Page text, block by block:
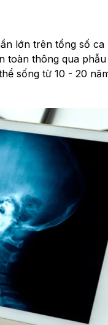
lớn trên tổng số
toàn thông qua
sống từ 10 - 20